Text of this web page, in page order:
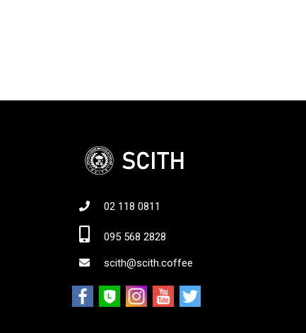
02 118 0811
095 568 2828
scith@scith.coffee